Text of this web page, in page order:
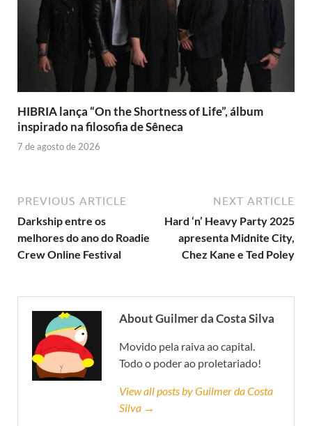
HIBRIA lança “On the Shortness of Life”, álbum
inspirado na filosofia de Sêneca
7 de agosto de 2026
PREVIOUS ARTICLE
Darkship entre os
melhores do ano do Roadie
Crew Online Festival
NEXT ARTICLE
Hard ‘n’ Heavy Party 2025
apresenta Midnite City,
Chez Kane e Ted Poley
About Guilmer da Costa Silva
Movido pela raiva ao capital.
Todo o poder ao proletariado!
View all posts by Guilmer da Costa
Silva →